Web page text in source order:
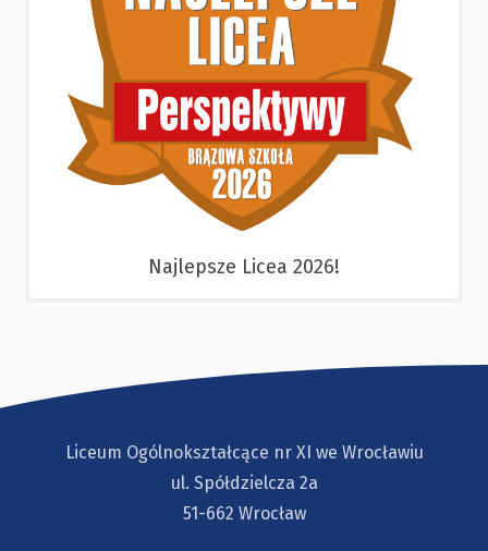
Najlepsze Licea 2026!
Liceum Ogólnokształcące nr XI we Wrocławiu
ul. Spółdzielcza 2a
51-662 Wrocław